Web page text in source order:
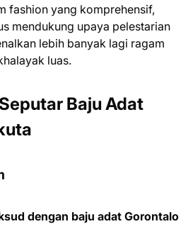
fashion yang komprehensif,
mendukung upaya pelestarian
lebih banyak lagi ragam
luas.
Baju Adat
dengan baju adat Gorontalo